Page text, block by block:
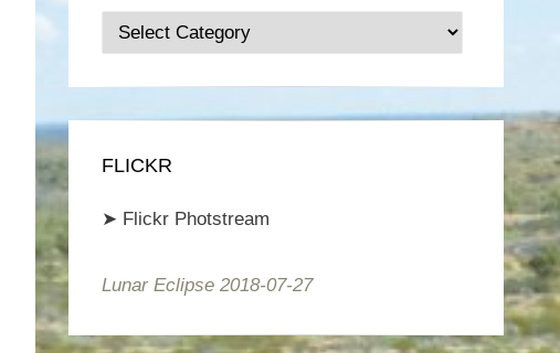
Categories
/
Kategorien
FLICKR
➤ Flickr Photstream
Lunar Eclipse 2018-07-27